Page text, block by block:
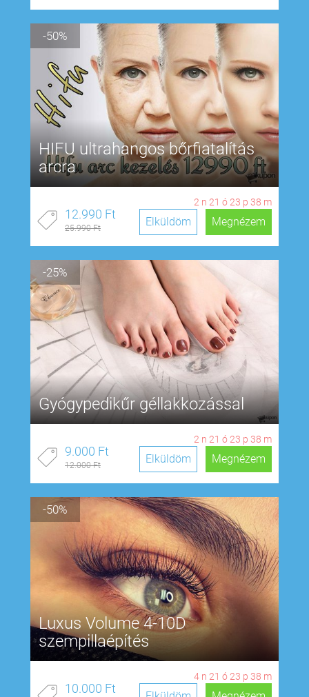
-50%
HIFU ultrahangos bőrfiatalítás
arcra
2 n 21 ó 23 p 38 m
12.990 Ft
25.990 Ft Megnézem
Elküldöm
-25%
Gyógypedikűr géllakkozással
2 n 21 ó 23 p 38 m
9.000 Ft
12.000 Ft Megnézem
Elküldöm
-50%
Luxus Volume 4-10D
szempillaépítés
4 n 21 ó 23 p 38 m
10.000 Ft